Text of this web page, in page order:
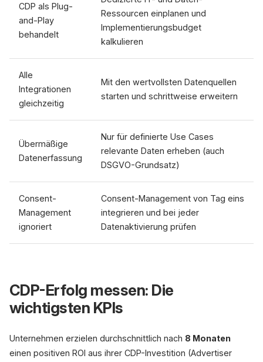
CDP als Plug-
and-Play
behandelt
Ressourcen einplanen und
Implementierungsbudget
kalkulieren
Alle
Integrationen
gleichzeitig
Mit den wertvollsten Datenquellen
starten und schrittweise erweitern
Übermäßige
Datenerfassung
Nur für definierte Use Cases
relevante Daten erheben (auch
DSGVO-Grundsatz)
Consent-
Management
ignoriert
Consent-Management von Tag eins
integrieren und bei jeder
Datenaktivierung prüfen
CDP-Erfolg messen: Die
wichtigsten KPIs
Unternehmen erzielen durchschnittlich nach 8 Monaten
einen positiven ROI aus ihrer CDP-Investition (Advertiser